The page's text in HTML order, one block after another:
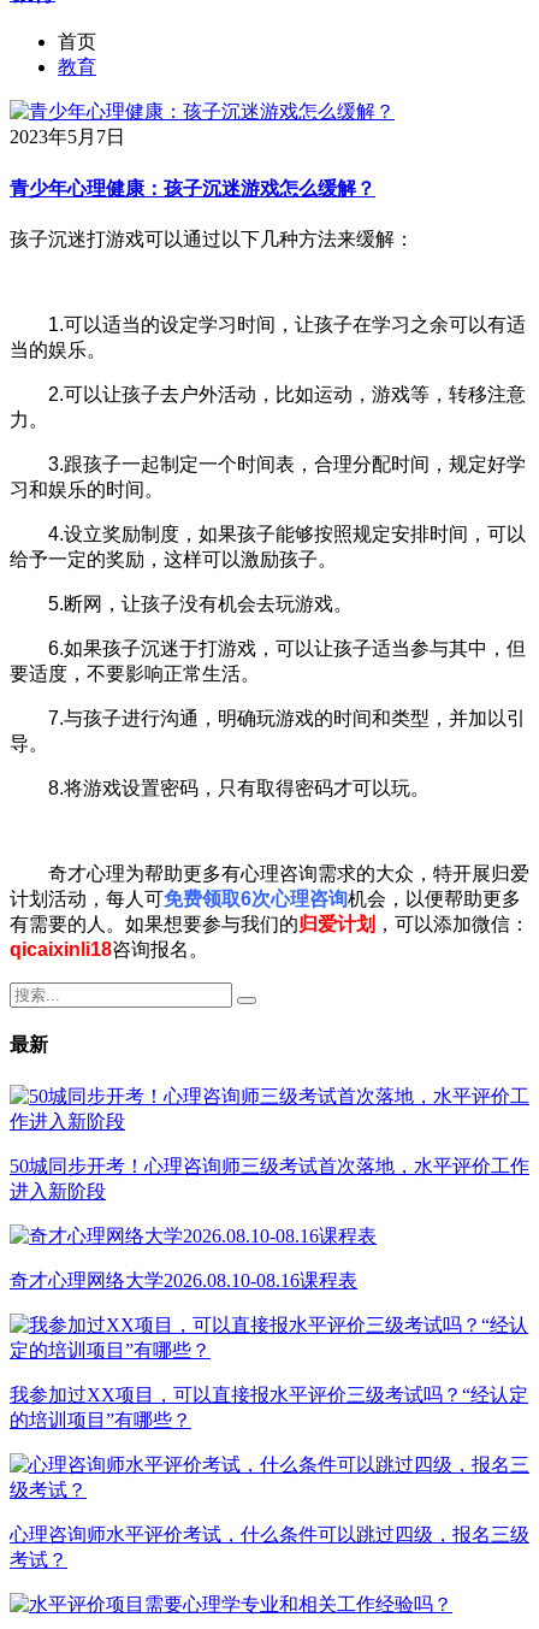
首页
教育
2023年5月7日
青少年心理健康：孩子沉迷游戏怎么缓解？
孩子沉迷打游戏可以通过以下几种方法来缓解：
1.可以适当的设定学习时间，让孩子在学习之余可以有适
当的娱乐。
2.可以让孩子去户外活动，比如运动，游戏等，转移注意
力。
3.跟孩子一起制定一个时间表，合理分配时间，规定好学
习和娱乐的时间。
4.设立奖励制度，如果孩子能够按照规定安排时间，可以
给予一定的奖励，这样可以激励孩子。
5.断网，让孩子没有机会去玩游戏。
6.如果孩子沉迷于打游戏，可以让孩子适当参与其中，但
要适度，不要影响正常生活。
7.与孩子进行沟通，明确玩游戏的时间和类型，并加以引
导。
8.将游戏设置密码，只有取得密码才可以玩。
奇才心理为帮助更多有心理咨询需求的大众，特开展归爱
计划活动，每人可免费领取6次心理咨询机会，以便帮助更多
有需要的人。如果想要参与我们的归爱计划 ，可以添加微信：
qicaixinli18咨询报名。
最新
50城同步开考！心理咨询师三级考试首次落地，水平评价工作
进入新阶段
奇才心理网络大学2026.08.10-08.16课程表
我参加过XX项目，可以直接报水平评价三级考试吗？“经认定
的培训项目”有哪些？
心理咨询师水平评价考试，什么条件可以跳过四级，报名三级
考试？